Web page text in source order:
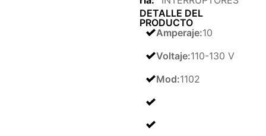
DETALLE DEL
PRODUCTO
Amperaje:10
Voltaje:110-130 V
Mod:1102